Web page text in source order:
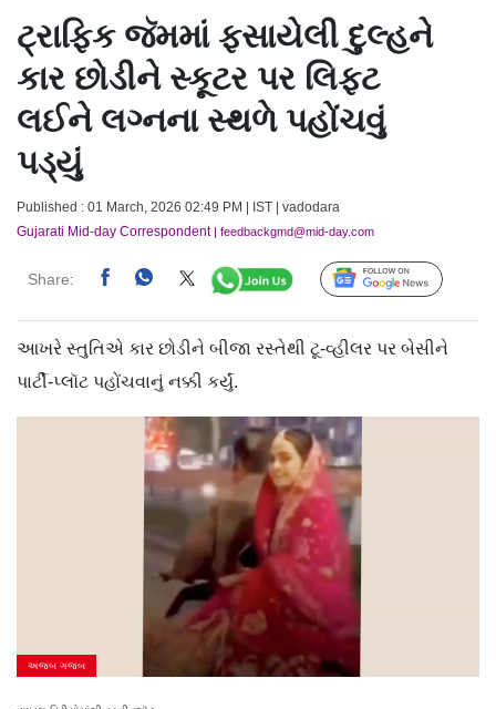
ટ્રાફિક જૅમમાં ફસાયેલી દુલ્હને
કાર છોડીને સ્કૂટર પર લિફ્ટ
લઈને લગ્નના સ્થળે પહોંચવું
પડ્યું
Published : 01 March, 2026 02:49 PM | IST | vadodara
Gujarati Mid-day Correspondent| feedbackgmd@mid-day.com
Share: Follow Us
આખરે સ્તુતિએ કાર છોડીને બીજા રસ્તેથી ટૂ-વ્હીલર પર બેસીને
પાર્ટી-પ્લૉટ પહોંચવાનું નક્કી કર્યું.
અજબ ગજબ